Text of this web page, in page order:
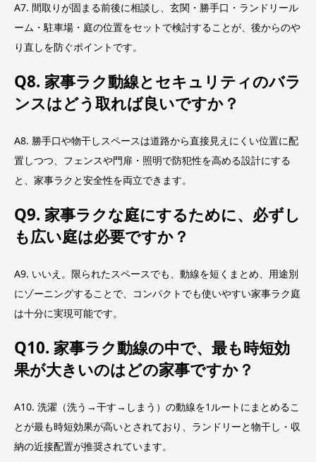
A7. 間取りが固まる前後に相談し、玄関・勝手口・ランドリール
ーム・駐車場・庭の位置をセットで検討することが、後からのや
り直しを防ぐポイントです。
Q8. 家事ラク動線とセキュリティのバラ
ンスはどう取れば良いですか？
A8. 勝手口や物干しスペースは道路から直接見えにくい位置に配
置しつつ、フェンスや門扉・照明で防犯性を高める設計にする
と、家事ラクと安全性を両立できます。
Q9. 家事ラクな庭にするために、必ずし
も広い庭は必要ですか？
A9. いいえ。限られたスペースでも、動線を短くまとめ、用途別
にゾーニングすることで、コンパクトでも使いやすい家事ラク庭
は十分に実現可能です。
Q10. 家事ラク動線の中で、最も時短効
果が大きいのはどの家事ですか？
A10. 洗濯（洗う→干す→しまう）の動線を1ルートにまとめるこ
とが最も時短効果が高いとされており、ランドリーと物干し・収
納の近接配置が推奨されています。